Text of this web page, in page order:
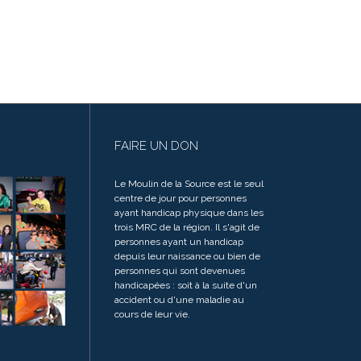
FAIRE UN DON
Le Moulin de la Source est le seul
centre de jour pour personnes
ayant handicap physique dans les
trois MRC de la région. Il s'agit de
personnes ayant un handicap
depuis leur naissance ou bien de
personnes qui sont devenues
handicapées : soit à la suite d'un
accident ou d'une maladie au
cours de leur vie.